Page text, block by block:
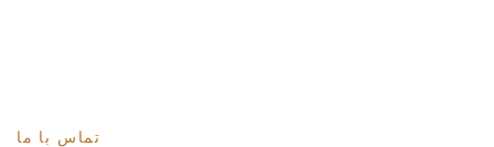
تماس با ما